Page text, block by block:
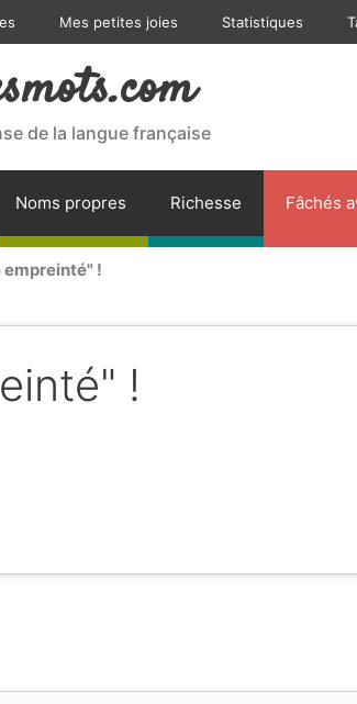
Mes petites joies Statistiques
de la langue française
Noms propres Richesse Fâchés
empreinté" !
!